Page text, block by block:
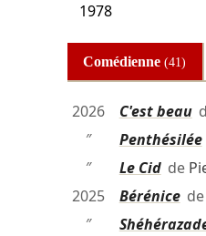
1978
Comédienne(41)
2026 C'est beau
″
Penthésilée
″
Le Cidde
2025
Bérénicede
″